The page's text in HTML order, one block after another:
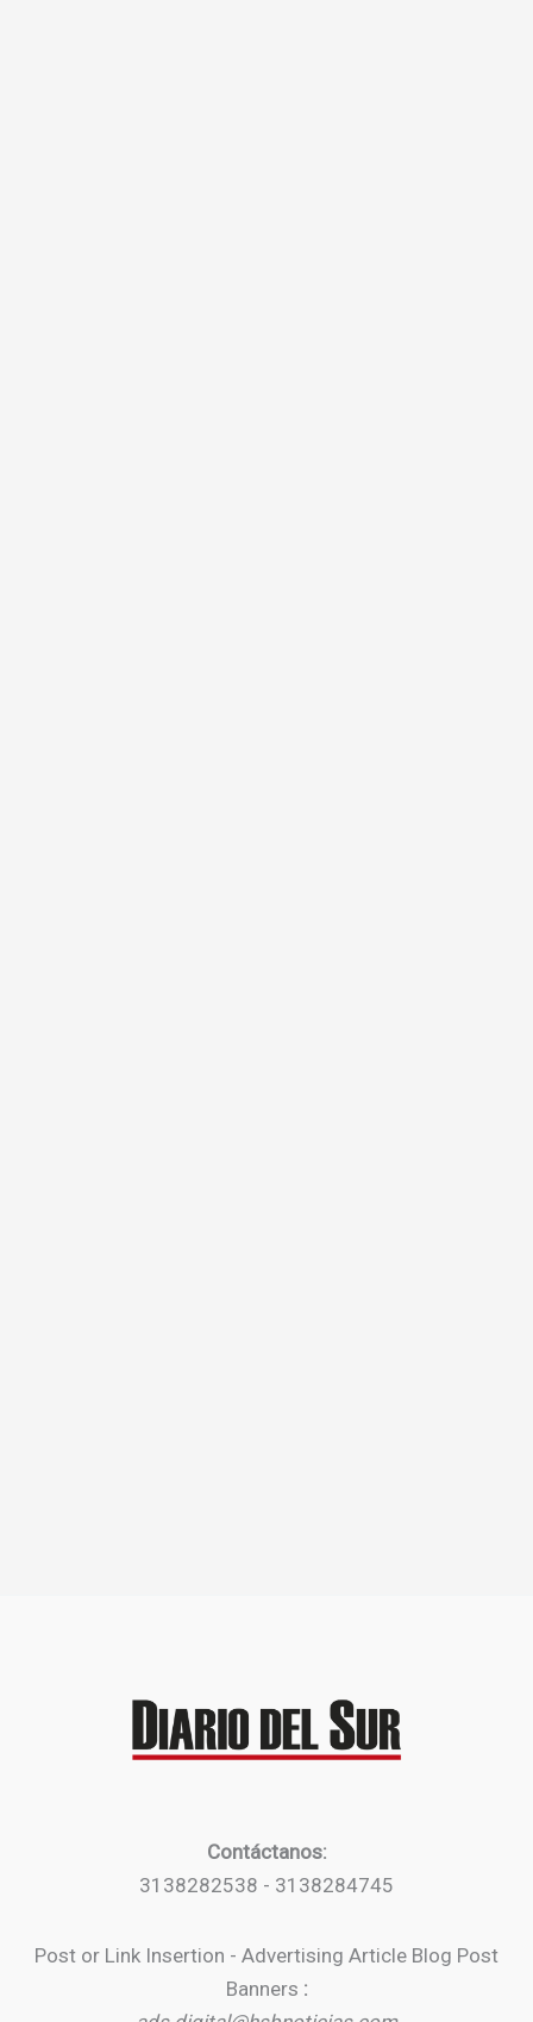
Contáctanos:
3138282538 - 3138284745
Post or Link Insertion - Advertising Article Blog Post
Banners :